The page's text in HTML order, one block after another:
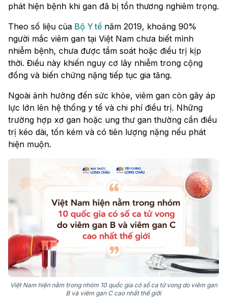
phát hiện bệnh khi gan đã bị tổn thương nghiêm trọng.
Theo số liệu của Bộ Y tế năm 2019, khoảng 90%
người mắc viêm gan tại Việt Nam chưa biết mình
nhiễm bệnh, chưa được tầm soát hoặc điều trị kịp
thời. Điều này khiến nguy cơ lây nhiễm trong cộng
đồng và biến chứng nặng tiếp tục gia tăng.
Ngoài ảnh hưởng đến sức khỏe, viêm gan còn gây áp
lực lớn lên hệ thống y tế và chi phí điều trị. Những
trường hợp xơ gan hoặc ung thư gan thường cần điều
trị kéo dài, tốn kém và có tiên lượng nặng nếu phát
hiện muộn.
Việt Nam hiện nằm trong nhóm 10 quốc gia có số ca tử vong do viêm gan
B và viêm gan C cao nhất thế giới